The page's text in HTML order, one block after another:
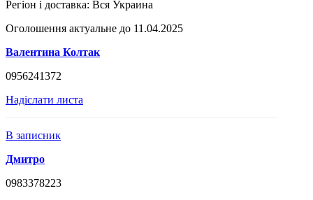
Регіон і доставка: Вся Украина
Оголошення актуальне до 11.04.2025
Валентина Колтак
0956241372
Надіслати листа
В записник
Дмитро
0983378223